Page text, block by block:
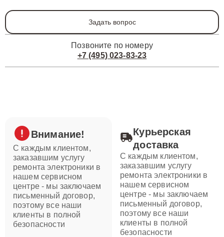
Задать вопрос
Позвоните по номеру
+7 (495) 023-83-23
Внимание!
С каждым клиентом,
заказавшим услугу
ремонта электроники в
нашем сервисном
центре - мы заключаем
письменный договор,
поэтому все наши
клиенты в полной
безопасности
Курьерская
доставка
С каждым клиентом,
заказавшим услугу
ремонта электроники в
нашем сервисном
центре - мы заключаем
письменный договор,
поэтому все наши
клиенты в полной
безопасности